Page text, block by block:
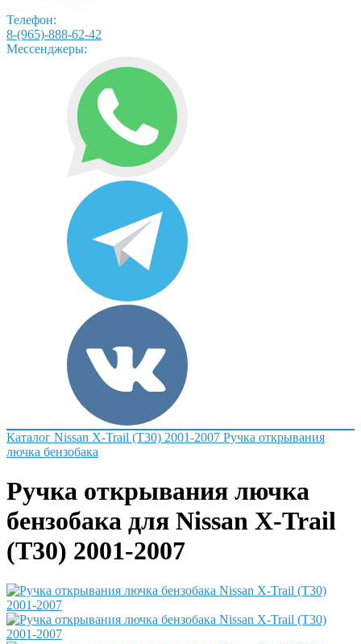
Телефон:
8-(965)-888-62-42
Мессенджеры:
Каталог Nissan X-Trail (T30) 2001-2007 Ручка открывания
лючка бензобака
Ручка открывания лючка
бензобака для Nissan X-Trail
(T30) 2001-2007